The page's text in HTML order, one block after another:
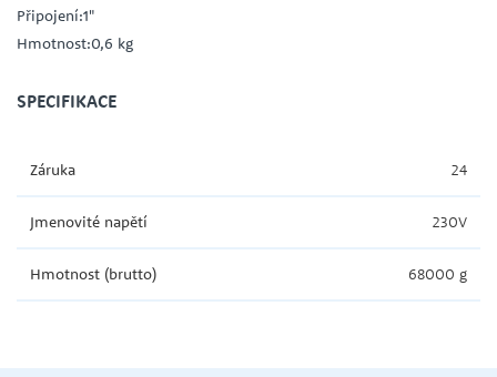
Připojení:1"
Hmotnost:0,6 kg
SPECIFIKACE
Záruka 24
Jmenovité napětí 230V
Hmotnost (brutto) 68000 g